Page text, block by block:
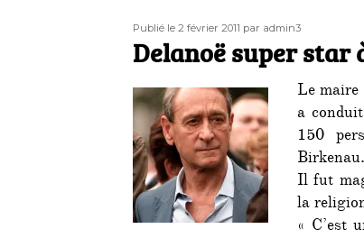
Publié
le
Publié le 2 février 2011 Auteur
par admin3
Delanoë super star
Le
a
150
Birkenau.
Il fut
la
« C’est